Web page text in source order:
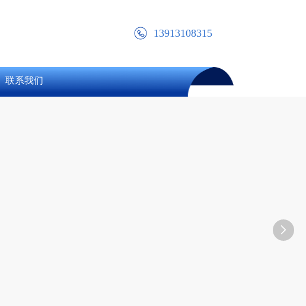
13913108315
联系我们
